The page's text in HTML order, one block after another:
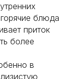
блюда
приток
более
в